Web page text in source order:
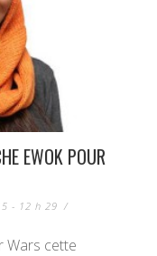
EWOK POUR
- 12 h 29 /
Wars cette